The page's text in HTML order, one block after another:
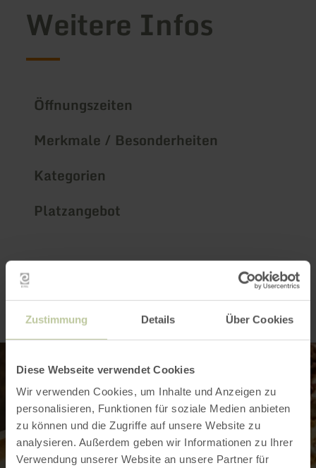
Zustimmung Details Über Cookies
Diese Webseite verwendet Cookies
Wir verwenden Cookies, um Inhalte und Anzeigen zu
personalisieren, Funktionen für soziale Medien anbieten
zu können und die Zugriffe auf unsere Website zu
analysieren. Außerdem geben wir Informationen zu Ihrer
Verwendung unserer Website an unsere Partner für
Weitere Infos
Öffnungszeiten
Merkmale / Besonderheiten
Kategorien
Platzangebot
Impressionen